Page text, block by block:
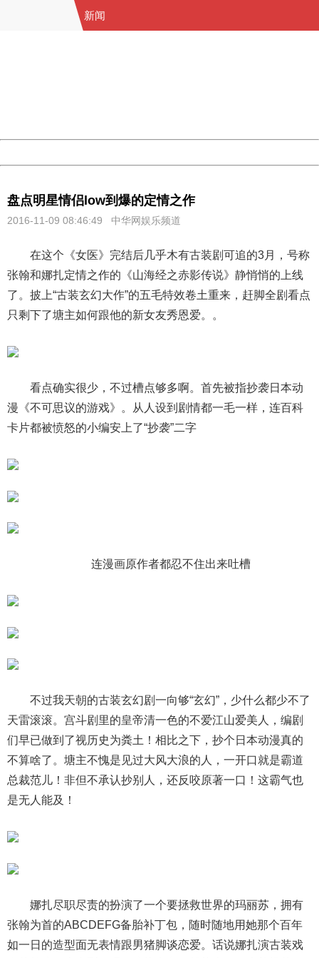
新闻
盘点明星情侣low到爆的定情之作
2016-11-09 08:46:49 中华网娱乐频道
在这个《女医》完结后几乎木有古装剧可追的3月，号称
张翰和娜扎定情之作的《山海经之赤影传说》静悄悄的上线
了。披上“古装玄幻大作”的五毛特效卷土重来，赶脚全剧看点
只剩下了塘主如何跟他的新女友秀恩爱。。
看点确实很少，不过槽点够多啊。首先被指抄袭日本动
漫《不可思议的游戏》。从人设到剧情都一毛一样，连百科
卡片都被愤怒的小编安上了“抄袭”二字
连漫画原作者都忍不住出来吐槽
不过我天朝的古装玄幻剧一向够“玄幻”，少什么都少不了
天雷滚滚。宫斗剧里的皇帝清一色的不爱江山爱美人，编剧
们早已做到了视历史为粪土！相比之下，抄个日本动漫真的
不算啥了。塘主不愧是见过大风大浪的人，一开口就是霸道
总裁范儿！非但不承认抄别人，还反咬原著一口！这霸气也
是无人能及！
娜扎尽职尽责的扮演了一个要拯救世界的玛丽苏，拥有
张翰为首的ABCDEFG备胎补丁包，随时随地用她那个百年
如一日的造型面无表情跟男猪脚谈恋爱。话说娜扎演古装戏